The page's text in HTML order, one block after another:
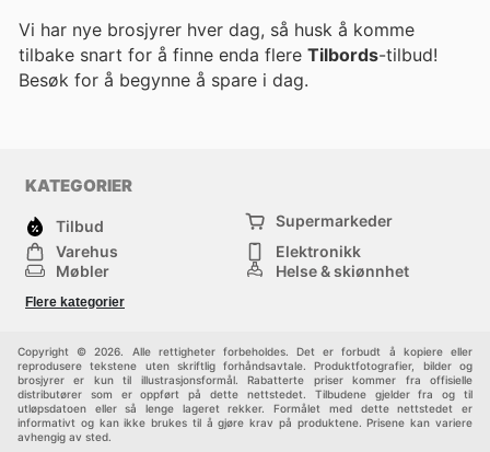
Vi har nye brosjyrer hver dag, så husk å komme
tilbake snart for å finne enda flere Tilbords-tilbud!
Besøk for å begynne å spare i dag.
KATEGORIER
Tilbud
Supermarkeder
Varehus
Elektronikk
Møbler
Helse & skjønnhet
Sport
Flere kategorier
Copyright © 2026. Alle rettigheter forbeholdes. Det er forbudt å kopiere eller
reprodusere tekstene uten skriftlig forhåndsavtale. Produktfotografier, bilder og
brosjyrer er kun til illustrasjonsformål. Rabatterte priser kommer fra offisielle
distributører som er oppført på dette nettstedet. Tilbudene gjelder fra og til
utløpsdatoen eller så lenge lageret rekker. Formålet med dette nettstedet er
informativt og kan ikke brukes til å gjøre krav på produktene. Prisene kan variere
avhengig av sted.